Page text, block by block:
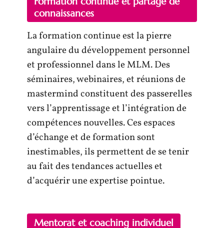
connaissances
La formation continue est la pierre
angulaire du développement personnel
et professionnel dans le MLM. Des
séminaires, webinaires, et réunions de
mastermind constituent des passerelles
vers l’apprentissage et l’intégration de
compétences nouvelles. Ces espaces
d’échange et de formation sont
inestimables, ils permettent de se tenir
au fait des tendances actuelles et
d’acquérir une expertise pointue.
Mentorat et coaching individuel